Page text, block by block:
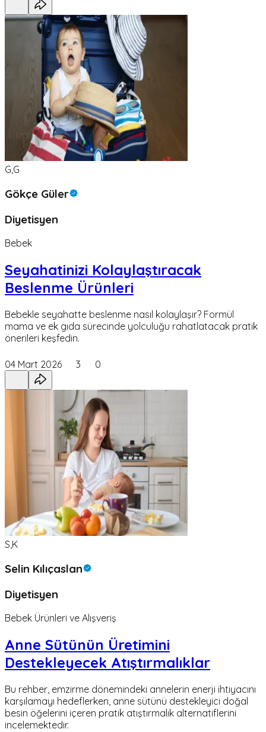
G,G
Gökçe Güler
Diyetisyen
Bebek
Seyahatinizi Kolaylaştıracak
Beslenme Ürünleri
Bebekle seyahatte beslenme nasıl kolaylaşır? Formül
mama ve ek gıda sürecinde yolculuğu rahatlatacak pratik
önerileri keşfedin.
04 Mart 2026 3 0
S,K
Selin Kılıçaslan
Diyetisyen
Bebek Ürünleri ve Alışveriş
Anne Sütünün Üretimini
Destekleyecek Atıştırmalıklar
Bu rehber, emzirme dönemindeki annelerin enerji ihtiyacını
karşılamayı hedeflerken, anne sütünü destekleyici doğal
besin öğelerini içeren pratik atıştırmalık alternatiflerini
incelemektedir.